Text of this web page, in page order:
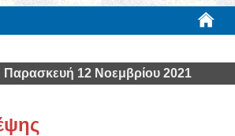
Παρασκευή 12 Νοεμβρίου 2021